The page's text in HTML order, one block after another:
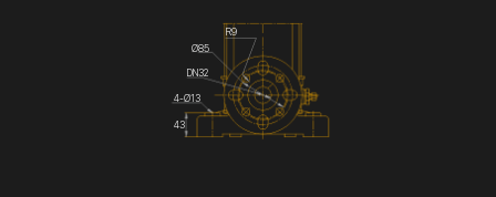
DN32
R9
Ø85
4-Ø13
43